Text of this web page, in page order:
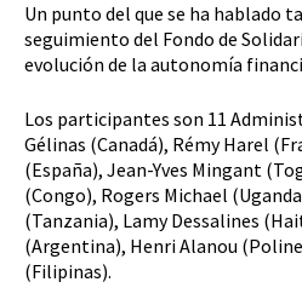
Un punto del que se ha hablado
seguimiento del Fondo de
evolución de la autonomía
Los participantes son 11
Gélinas (Canadá), Rémy Harel
(España), Jean-Yves Mingant
(Congo), Rogers Michael
(Tanzania), Lamy Dessalines
(Argentina), Henri Alanou
(Filipinas).